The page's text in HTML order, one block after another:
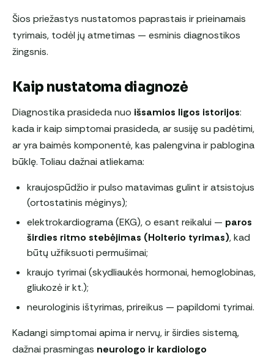
Šios priežastys nustatomos paprastais ir prieinamais
tyrimais, todėl jų atmetimas — esminis diagnostikos
žingsnis.
Kaip nustatoma diagnozė
Diagnostika prasideda nuo išsamios ligos istorijos:
kada ir kaip simptomai prasideda, ar susiję su padėtimi,
ar yra baimės komponentė, kas palengvina ir pablogina
būklę. Toliau dažnai atliekama:
kraujospūdžio ir pulso matavimas gulint ir atsistojus
(ortostatinis mėginys);
elektrokardiograma (EKG), o esant reikalui — paros
širdies ritmo stebėjimas (Holterio tyrimas), kad
būtų užfiksuoti permušimai;
kraujo tyrimai (skydliaukės hormonai, hemoglobinas,
gliukozė ir kt.);
neurologinis ištyrimas, prireikus — papildomi tyrimai.
Kadangi simptomai apima ir nervų, ir širdies sistemą,
dažnai prasmingas neurologo ir kardiologo